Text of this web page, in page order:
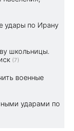
удары по Ирану
школьницы.
(7)
военные
ударами по